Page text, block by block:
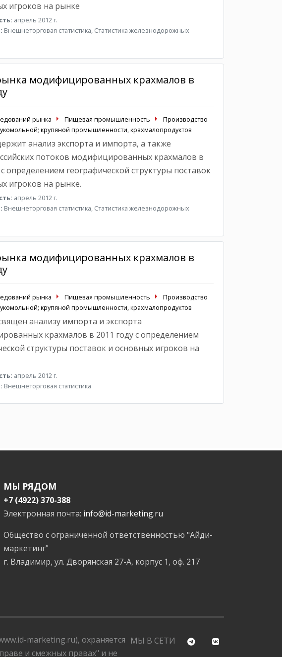
игроков на рынке
апрель 2012 г.
Внешнеторговая статистика, Статистика железнодорожных
модифицированных крахмалов в
рынка Пищевая промышленность
Производство
крупяной промышленности, крахмалопродуктов
анализ экспорта и импорта, а также
потоков модифицированных крахмалов в
с определением географической структуры поставок
игроков на рынке.
апрель 2012 г.
Внешнеторговая статистика, Статистика железнодорожных
модифицированных крахмалов в
рынка Пищевая промышленность
Производство
крупяной промышленности, крахмалопродуктов
анализу импорта и экспорта
крахмалов в 2011 году с определением
структуры поставок и основных игроков на
апрель 2012 г.
Внешнеторговая статистика
МЫ РЯДОМ
+7 (4922) 370-388
Электронная почта: info@id-marketing.ru
Общество с ограниченной ответственностью "Айди-
маркетинг"
г. Владимир, ул. Дворянская 27-А, корпус 1, оф. 217
МЫ В СЕТИ
marketing.ru), охраняется
и смежных правах" и не